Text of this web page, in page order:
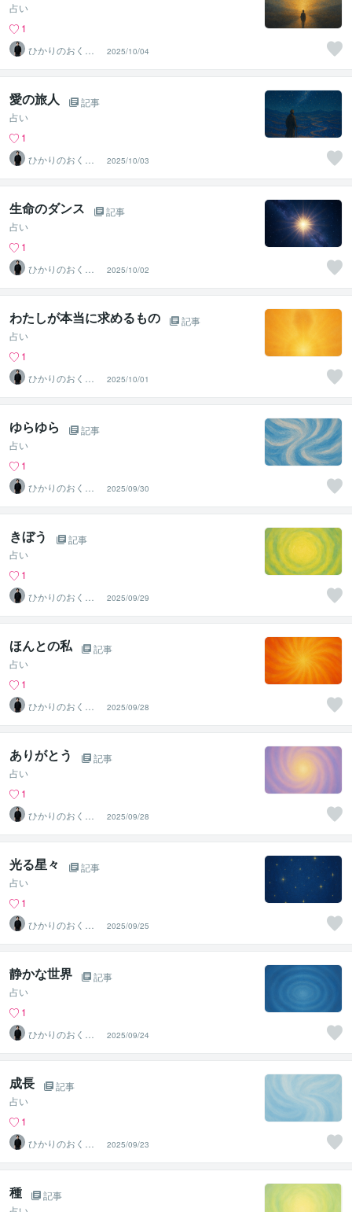
占い
1
ひかりのおくり
て〜SinMa〜
2025/10/04
愛の旅人
記事
占い
1
ひかりのおくり
て〜SinMa〜
2025/10/03
生命のダンス
記事
占い
1
ひかりのおくり
て〜SinMa〜
2025/10/02
わたしが本当に求めるもの
記事
占い
1
ひかりのおくり
て〜SinMa〜
2025/10/01
ゆらゆら
記事
占い
1
ひかりのおくり
て〜SinMa〜
2025/09/30
きぼう
記事
占い
1
ひかりのおくり
て〜SinMa〜
2025/09/29
ほんとの私
記事
占い
1
ひかりのおくり
て〜SinMa〜
2025/09/28
ありがとう
記事
占い
1
ひかりのおくり
て〜SinMa〜
2025/09/28
光る星々
記事
占い
1
ひかりのおくり
て〜SinMa〜
2025/09/25
静かな世界
記事
占い
1
ひかりのおくり
て〜SinMa〜
2025/09/24
成長
記事
占い
1
ひかりのおくり
て〜SinMa〜
2025/09/23
種
記事